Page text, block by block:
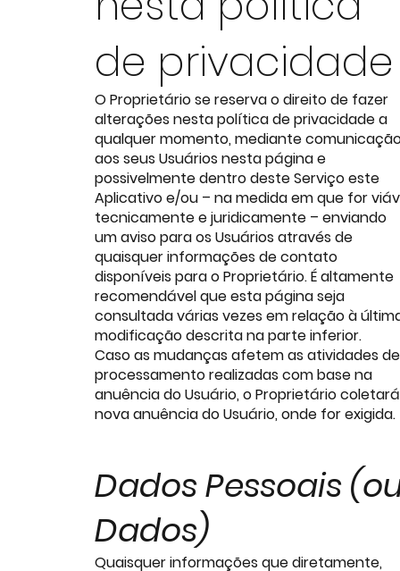
de privacidade
O Proprietário se reserva o direito de fazer
alterações nesta política de privacidade a
qualquer momento, mediante
aos seus Usuários nesta página e
possivelmente dentro deste Serviço este
Aplicativo e/ou – na medida em que for
tecnicamente e juridicamente – enviando
um aviso para os Usuários através de
quaisquer informações de contato
disponíveis para o Proprietário. É altamente
recomendável que esta página seja
consultada várias vezes em relação à
modificação descrita na parte inferior.
Caso as mudanças afetem as atividades de
processamento realizadas com base na
anuência do Usuário, o Proprietário coletará
nova anuência do Usuário, onde for exigida.
Dados Pessoais
Dados)
Quaisquer informações que diretamente,